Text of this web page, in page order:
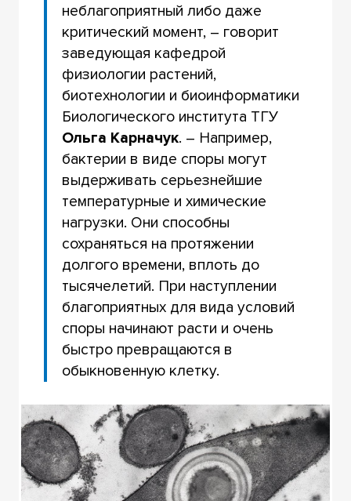
неблагоприятный либо даже
критический момент, – говорит
заведующая кафедрой
физиологии растений,
биотехнологии и биоинформатики
Биологического института ТГУ
Ольга Карначук. – Например,
бактерии в виде споры могут
выдерживать серьезнейшие
температурные и химические
нагрузки. Они способны
сохраняться на протяжении
долгого времени, вплоть до
тысячелетий. При наступлении
благоприятных для вида условий
споры начинают расти и очень
быстро превращаются в
обыкновенную клетку.